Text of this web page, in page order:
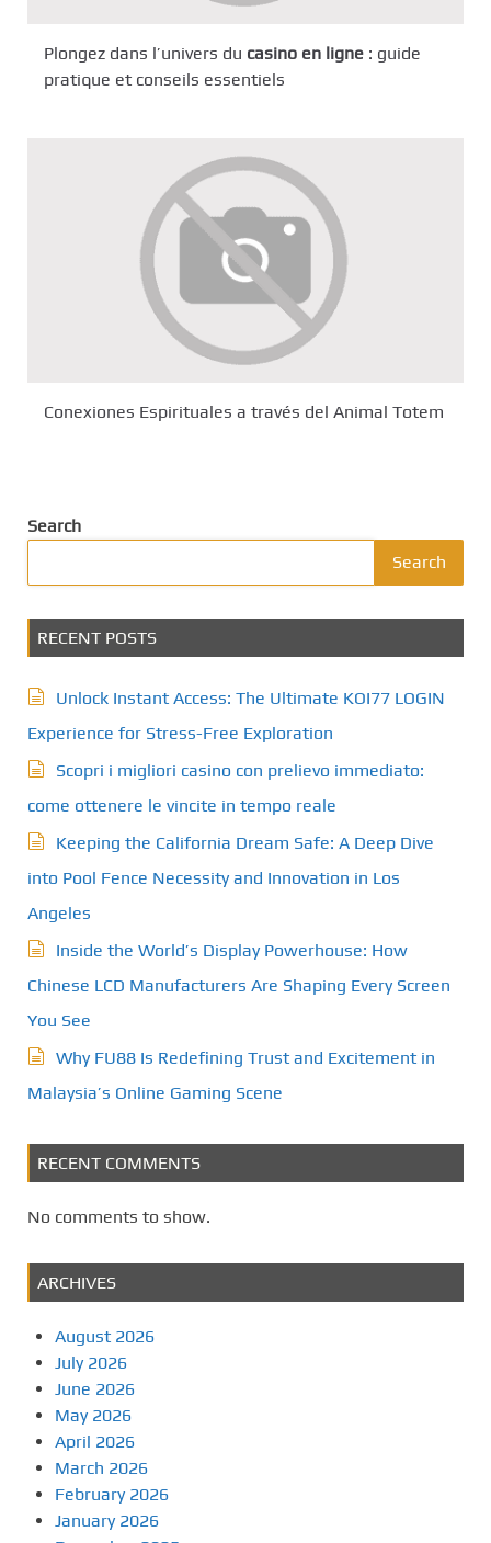
Plongez dans l’univers du casino en ligne : guide
pratique et conseils essentiels
Conexiones Espirituales a través del Animal Totem
Search
Search
RECENT POSTS
Unlock Instant Access: The Ultimate KOI77 LOGIN
Experience for Stress-Free Exploration
Scopri i migliori casino con prelievo immediato:
come ottenere le vincite in tempo reale
Keeping the California Dream Safe: A Deep Dive
into Pool Fence Necessity and Innovation in Los
Angeles
Inside the World’s Display Powerhouse: How
Chinese LCD Manufacturers Are Shaping Every Screen
You See
Why FU88 Is Redefining Trust and Excitement in
Malaysia’s Online Gaming Scene
RECENT COMMENTS
No comments to show.
ARCHIVES
August 2026
July 2026
June 2026
May 2026
April 2026
March 2026
February 2026
January 2026